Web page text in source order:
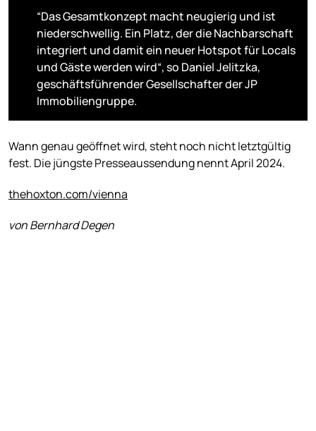
“Das Gesamtkonzept macht neugierig und ist
niederschwellig. Ein Platz, der die Nachbarschaft
integriert und damit ein neuer Hotspot für Locals
und Gäste werden wird“, so Daniel Jelitzka,
geschäftsführender Gesellschafter der JP
Immobiliengruppe.
Wann genau geöffnet wird, steht noch nicht letztgültig
fest. Die jüngste Presseaussendung nennt April 2024.
thehoxton.com/vienna
von Bernhard Degen